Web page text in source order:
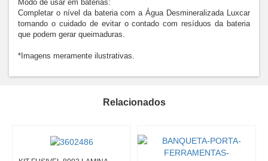
Modo de usar em baterias:
Completar o nível da bateria com a Água Desmineralizada Luxcar
tomando o cuidado de evitar o contado com resíduos da bateria
que podem gerar queimaduras.
*Imagens meramente ilustrativas.
Relacionados